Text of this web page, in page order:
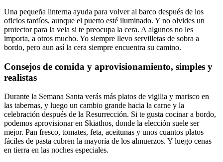
Una pequeña linterna ayuda para volver al barco después de los
oficios tardíos, aunque el puerto esté iluminado. Y no olvides un
protector para la vela si te preocupa la cera. A algunos no les
importa, a otros mucho. Yo siempre llevo servilletas de sobra a
bordo, pero aun así la cera siempre encuentra su camino.
Consejos de comida y aprovisionamiento, simples y
realistas
Durante la Semana Santa verás más platos de vigilia y marisco en
las tabernas, y luego un cambio grande hacia la carne y la
celebración después de la Resurrección. Si te gusta cocinar a bordo,
podemos aprovisionar en Skiathos, donde la elección suele ser
mejor. Pan fresco, tomates, feta, aceitunas y unos cuantos platos
fáciles de pasta cubren la mayoría de los almuerzos. Y luego cenas
en tierra en las noches especiales.